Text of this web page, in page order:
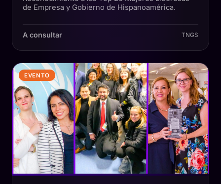
de Empresa y Gobierno de Hispanoamérica.
A consultar TNGS
EVENTO